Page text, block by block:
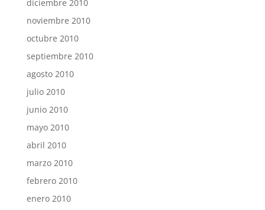
diciembre 2010
noviembre 2010
octubre 2010
septiembre 2010
agosto 2010
julio 2010
junio 2010
mayo 2010
abril 2010
marzo 2010
febrero 2010
enero 2010